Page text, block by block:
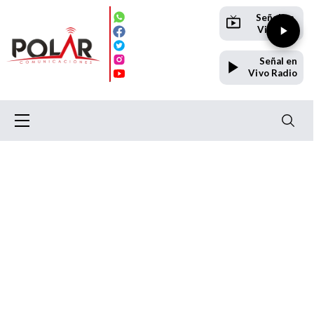
Señal en
Vivo TV
Señal en
Vivo Radio